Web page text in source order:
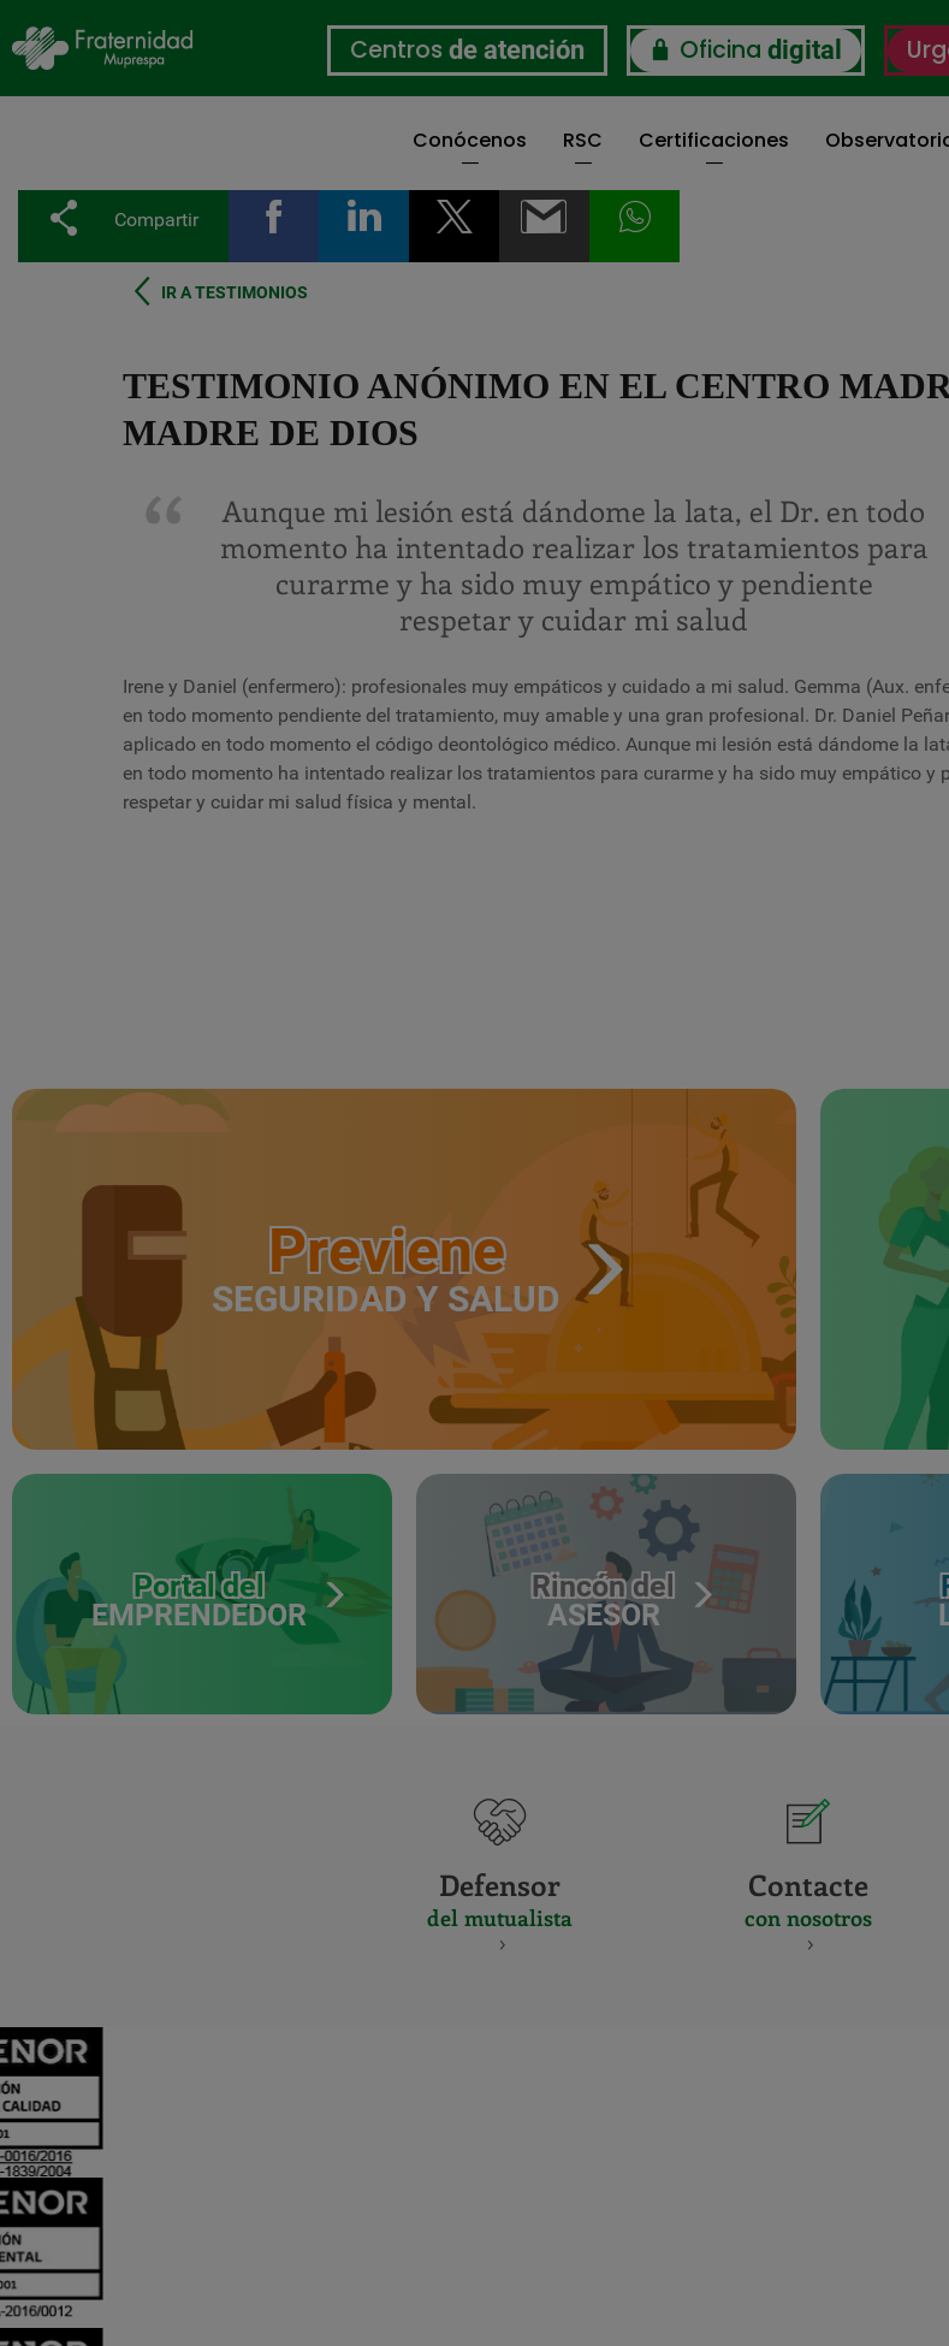
contenido
Centros de atención Oficina digital
Conócenos RSC Certificaciones
Compartir
IR A TESTIMONIOS
TESTIMONIO ANÓNIMO EN EL CENTRO
MADRE DE DIOS
Aunque mi lesión está dándome la lata, el Dr. en todo
momento ha intentado realizar los tratamientos para
curarme y ha sido muy empático y pendiente
respetar y cuidar mi salud
Irene y Daniel (enfermero): profesionales muy empáticos y cuidado a mi salud. Gemma (Aux.
en todo momento pendiente del tratamiento, muy amable y una gran profesional. Dr. Daniel
aplicado en todo momento el código deontológico médico. Aunque mi lesión está dándome la
en todo momento ha intentado realizar los tratamientos para curarme y ha sido muy empático y
respetar y cuidar mi salud física y mental.
Previene
SEGURIDAD Y SALUD
Portal del
EMPRENDEDOR
Rincón del
ASESOR
Defensor
del mutualista
Contacte
con nosotros